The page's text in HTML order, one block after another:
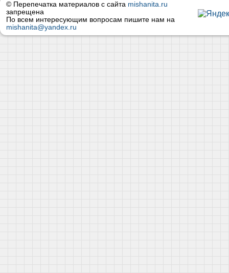
© Перепечатка материалов с сайта mishanita.ru
запрещена
По всем интересующим вопросам пишите нам на
mishanita@yandex.ru